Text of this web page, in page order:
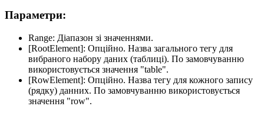
Параметри:
Range: Діапазон зі значеннями.
[RootElement]: Опційно. Назва загального тегу для
вибраного набору даних (таблиці). По замовчуванню
використовується значення "table".
[RowElement]: Опційно. Назва тегу для кожного запису
(рядку) данних. По замовчуванню використовується
значення "row".